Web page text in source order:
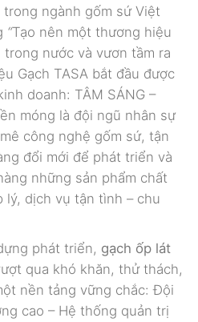
ngành gốm sứ Việt
“Tạo nên một thương hiệu
nước và vươn tầm ra
Gạch TASA bắt đầu được
doanh: TÂM SÁNG –
móng là đội ngũ nhân sự
công nghệ gốm sứ, tận
đổi mới để phát triển và
những sản phẩm chất
lý, dịch vụ tận tình – chu
phát triển, gạch ốp lát
qua khó khăn, thử thách,
nền tảng vững chắc: Đội
cao – Hệ thống quản trị